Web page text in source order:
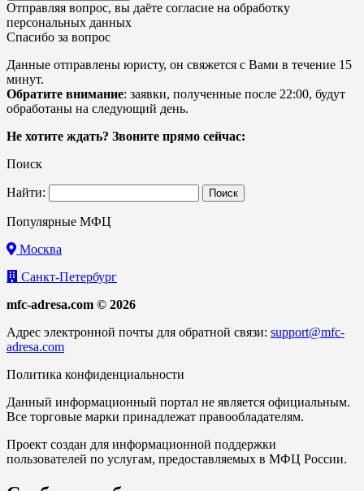
Отправляя вопрос, вы даёте согласие на обработку
персональных данных
Спасибо за вопрос
Данные отправлены юристу, он свяжется с Вами в течение 15
минут.
Обратите внимание: заявки, полученные после 22:00, будут
обработаны на следующий день.
Не хотите ждать? Звоните прямо сейчас:
Поиск
Найти:
Популярные МФЦ
Москва
Санкт-Петербург
mfc-adresa.com © 2026
Адрес электронной почты для обратной связи: support@mfc-
adresa.com
Политика конфиденциальности
Данный информационный портал не является официальным.
Все торговые марки принадлежат правообладателям.
Проект создан для информационной поддержки
пользователей по услугам, предоставляемых в МФЦ России.